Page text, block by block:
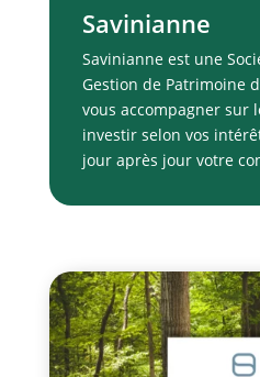
Savinianne
Savinianne est une
Gestion de Patrimoine
vous accompagner sur
investir selon vos
jour après jour votre